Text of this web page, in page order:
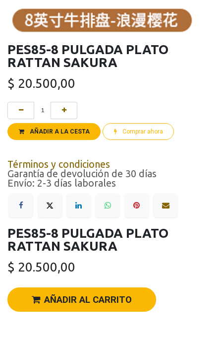
PES85-8 PULGADA PLATO
RATTAN SAKURA
$ 20.500,00
AÑADIR A LA CESTA Comprar ahora
Términos y condiciones
Garantía de devolución de 30 días
Envío: 2-3 días laborales
PES85-8 PULGADA PLATO
RATTAN SAKURA
$ 20.500,00
AÑADIR AL CARRITO